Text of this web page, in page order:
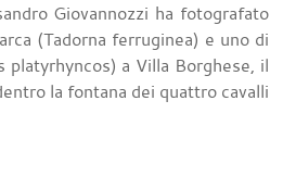
Giovannozzi ha fotografato
(Tadorna ferruginea) e uno di
platyrhyncos) a Villa Borghese, il
la fontana dei quattro cavalli